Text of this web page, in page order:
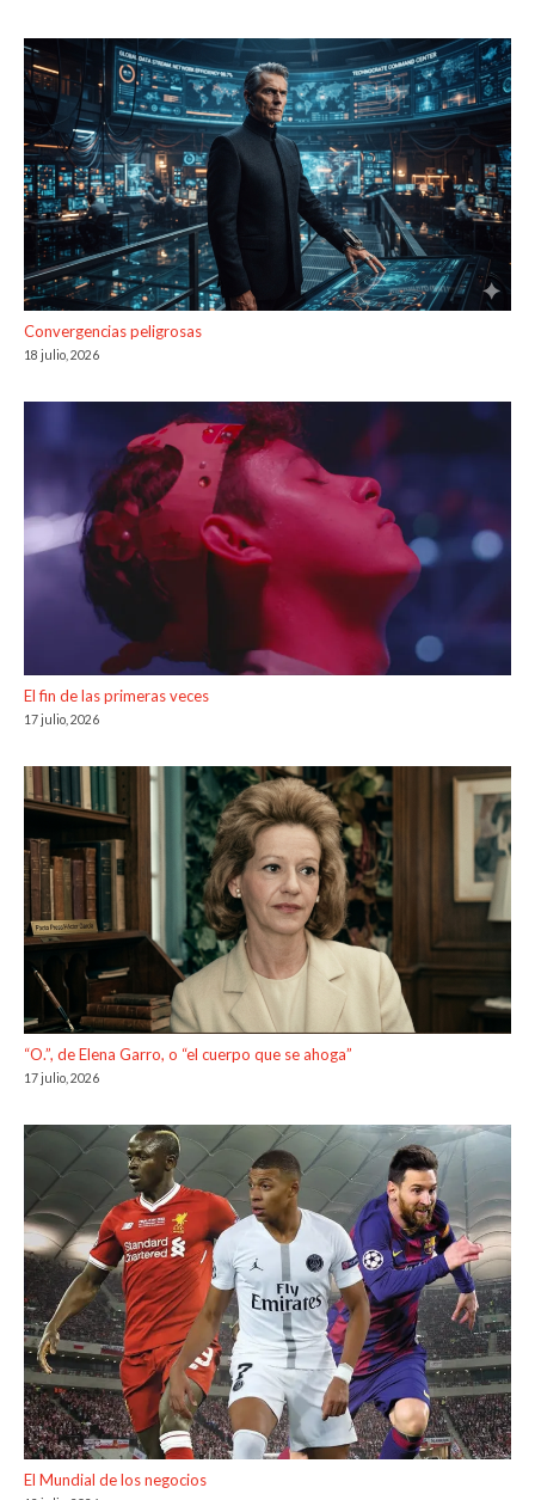
Convergencias peligrosas
18 julio, 2026
El fin de las primeras veces
17 julio, 2026
“O.”, de Elena Garro, o “el cuerpo que se ahoga”
17 julio, 2026
El Mundial de los negocios